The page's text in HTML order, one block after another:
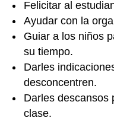
Felicitar al
Ayudar con la
Guiar a los niños
su tiempo.
Darles
desconcentren.
Darles descansos
clase.